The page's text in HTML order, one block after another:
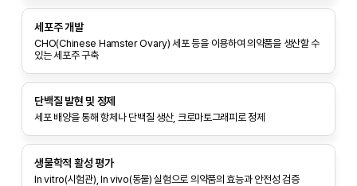
세포주 개발
CHO(Chinese Hamster Ovary) 세포 등을 이용하여 의약품을 생산할 수
있는 세포주 구축
단백질 발현 및 정제
세포 배양을 통해 항체나 단백질 생산, 크로마토그래피로 정제
생물학적 활성 평가
In vitro(시험관), In vivo(동물) 실험으로 의약품의 효능과 안전성 검증